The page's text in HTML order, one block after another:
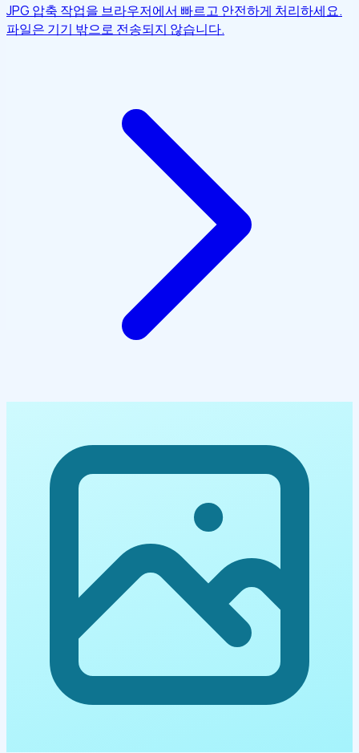
JPG 압축 작업을 브라우저에서 빠르고 안전하게 처리하세요.
파일은 기기 밖으로 전송되지 않습니다.